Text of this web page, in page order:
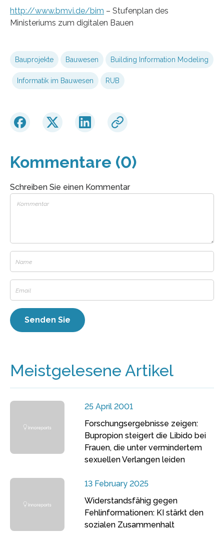
http://www.bmvi.de/bim – Stufenplan des
Ministeriums zum digitalen Bauen
Bauprojekte Bauwesen Building Information Modeling
Informatik im Bauwesen RUB
Kommentare (0)
Schreiben Sie einen Kommentar
Meistgelesene Artikel
25 April 2001
Forschungsergebnisse zeigen:
Bupropion steigert die Libido bei
Frauen, die unter vermindertem
sexuellen Verlangen leiden
13 February 2025
Widerstandsfähig gegen
Fehlinformationen: KI stärkt den
sozialen Zusammenhalt